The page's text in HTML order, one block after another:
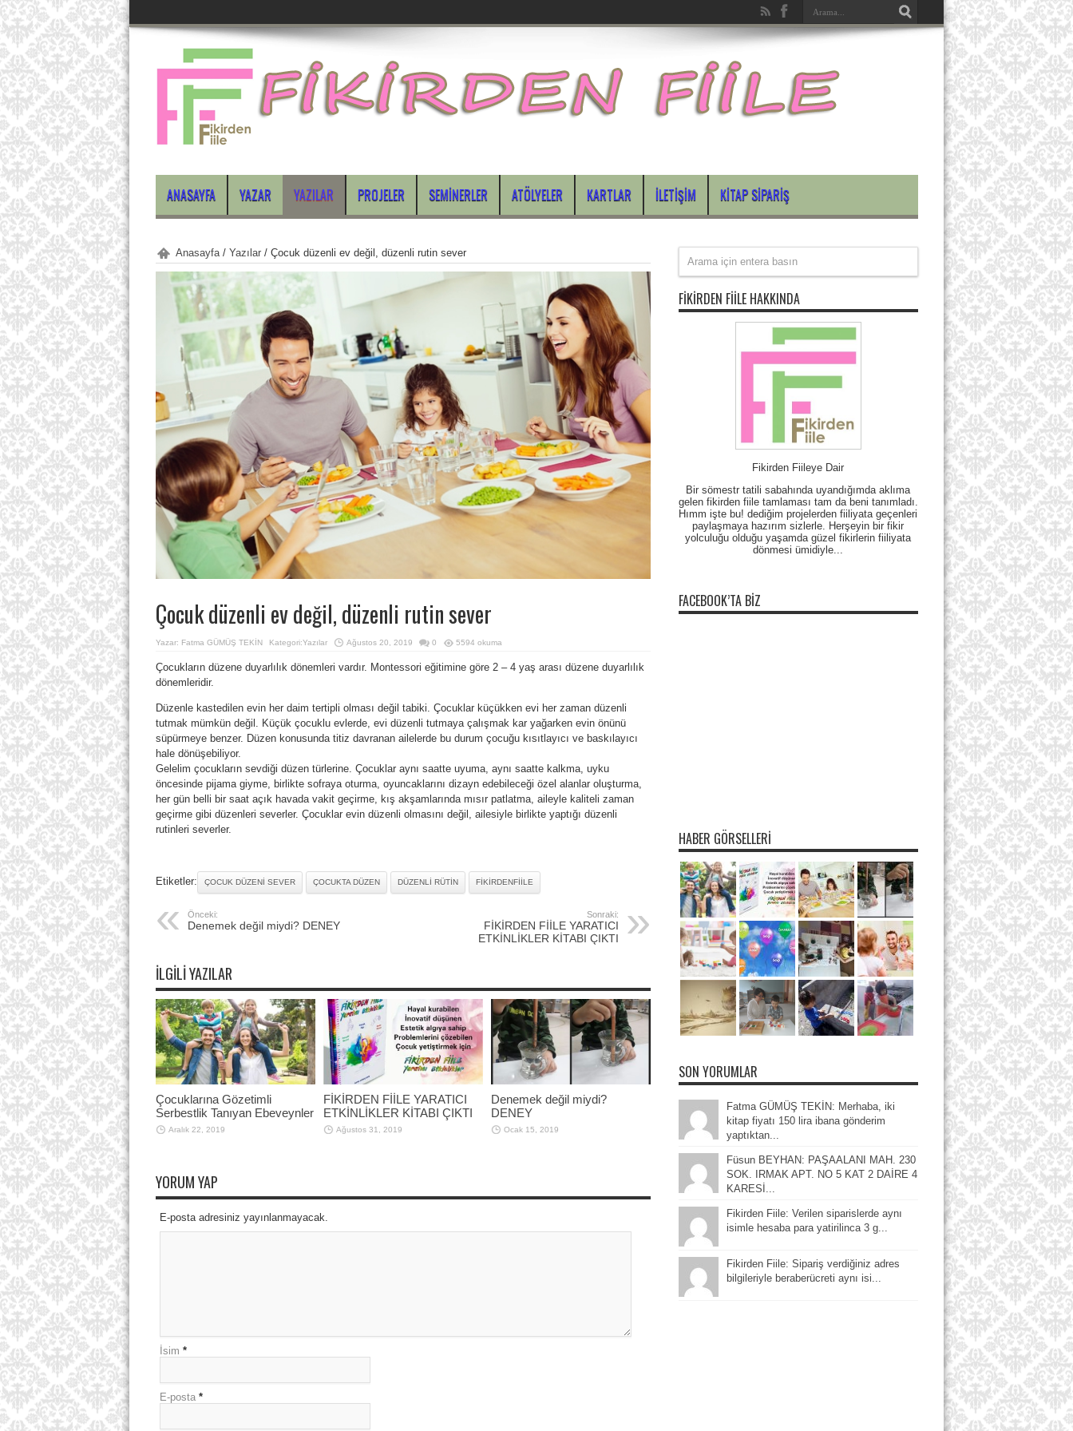
ANASAYFA YAZAR YAZILAR PROJELER SEMINERLER ATÖLYELER KARTLAR İLETIŞIM KITAP SIPARIŞ
Anasayfa/ Yazılar/ Çocuk düzenli ev değil, düzenli rutin sever
Çocuk düzenli ev değil, düzenli rutin sever
Yazar: Fatma GÜMÜŞ TEKİN Kategori:Yazılar Ağustos 20, 2019 0 5594 okuma
Çocukların düzene duyarlılık dönemleri vardır. Montessori eğitimine göre 2 – 4 yaş arası düzene duyarlılık
dönemleridir.
Düzenle kastedilen evin her daim tertipli olması değil tabiki. Çocuklar küçükken evi her zaman düzenli
tutmak mümkün değil. Küçük çocuklu evlerde, evi düzenli tutmaya çalışmak kar yağarken evin önünü
süpürmeye benzer. Düzen konusunda titiz davranan ailelerde bu durum çocuğu kısıtlayıcı ve baskılayıcı
hale dönüşebiliyor.
Gelelim çocukların sevdiği düzen türlerine. Çocuklar aynı saatte uyuma, aynı saatte kalkma, uyku
öncesinde pijama giyme, birlikte sofraya oturma, oyuncaklarını dizayn edebileceği özel alanlar oluşturma,
her gün belli bir saat açık havada vakit geçirme, kış akşamlarında mısır patlatma, aileyle kaliteli zaman
geçirme gibi düzenleri severler. Çocuklar evin düzenli olmasını değil, ailesiyle birlikte yaptığı düzenli
rutinleri severler.
Etiketler: ÇOCUK DÜZENI SEVER ÇOCUKTA DÜZEN DÜZENLI RÜTIN FIKIRDENFIILE
Önceki:
Denemek değil miydi? DENEY
Sonraki:
FİKİRDEN FİİLE YARATICI
ETKİNLİKLER KİTABI ÇIKTI
İLGILI YAZILAR
Çocuklarına Gözetimli
Serbestlik Tanıyan Ebeveynler
Aralık 22, 2019
FİKİRDEN FİİLE YARATICI
ETKİNLİKLER KİTABI ÇIKTI
Ağustos 31, 2019
Denemek değil miydi?
DENEY
Ocak 15, 2019
YORUM YAP
E-posta adresiniz yayınlanmayacak.
İsim *
E-posta *
FIKIRDEN FIILE HAKKINDA
Fikirden Fiileye Dair
Bir sömestr tatili sabahında uyandığımda aklıma
gelen fikirden fiile tamlaması tam da beni tanımladı.
Hımm işte bu! dediğim projelerden fiiliyata geçenleri
paylaşmaya hazırım sizlerle. Herşeyin bir fikir
yolculuğu olduğu yaşamda güzel fikirlerin fiiliyata
dönmesi ümidiyle...
FACEBOOK’TA BIZ
HABER GÖRSELLERI
SON YORUMLAR
Fatma GÜMÜŞ TEKİN: Merhaba, iki
kitap fiyatı 150 lira ibana gönderim
yaptıktan...
Füsun BEYHAN: PAŞAALANI MAH. 230
SOK. IRMAK APT. NO 5 KAT 2 DAİRE 4
KARESİ...
Fikirden Fiile: Verilen siparislerde aynı
isimle hesaba para yatirilinca 3 g...
Fikirden Fiile: Sipariş verdiğiniz adres
bilgileriyle beraberücreti aynı isi...